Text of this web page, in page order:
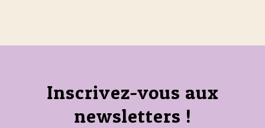
Inscrivez-vous aux
newsletters !